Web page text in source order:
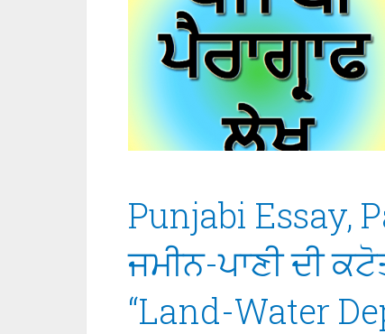
Punjabi Essay,
ਜਮੀਨ-ਪਾਣੀ ਦੀ
“Land-Water